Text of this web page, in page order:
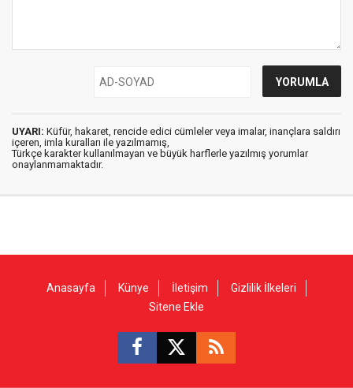
UYARI: Küfür, hakaret, rencide edici cümleler veya imalar, inançlara saldırı
içeren, imla kuralları ile yazılmamış,
Türkçe karakter kullanılmayan ve büyük harflerle yazılmış yorumlar
onaylanmamaktadır.
Anasayfa Künye İletişim
Gizlilik İlkeleri
Sitene Ekle